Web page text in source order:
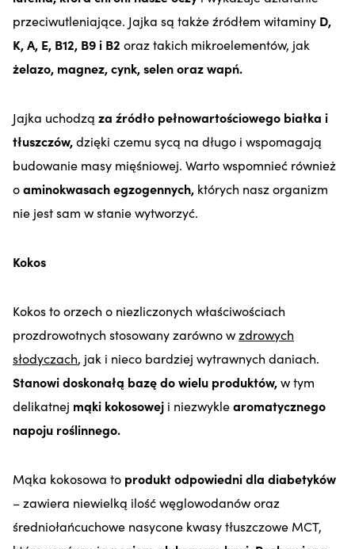
przeciwutleniające. Jajka są także źródłem witaminy D,
K, A, E, B12, B9 i B2 oraz takich mikroelementów, jak
żelazo, magnez, cynk, selen oraz wapń.
Jajka uchodzą za źródło pełnowartościowego białka i
tłuszczów,dzięki czemu sycą na długo i wspomagają
budowanie masy mięśniowej. Warto wspomnieć również
oaminokwasach egzogennych, których nasz organizm
nie jest sam w stanie wytworzyć.
Kokos
Kokos to orzech o niezliczonych właściwościach
prozdrowotnych stosowany zarówno wzdrowych
słodyczach, jak i nieco bardziej wytrawnych daniach.
Stanowi doskonałą bazę do wielu produktów,w tym
delikatnej mąki kokosowej i niezwyklearomatycznego
napoju roślinnego.
Mąka kokosowa to produkt odpowiedni dla diabetyków
– zawiera niewielką ilość węglowodanów oraz
średniołańcuchowe nasycone kwasy tłuszczowe MCT,